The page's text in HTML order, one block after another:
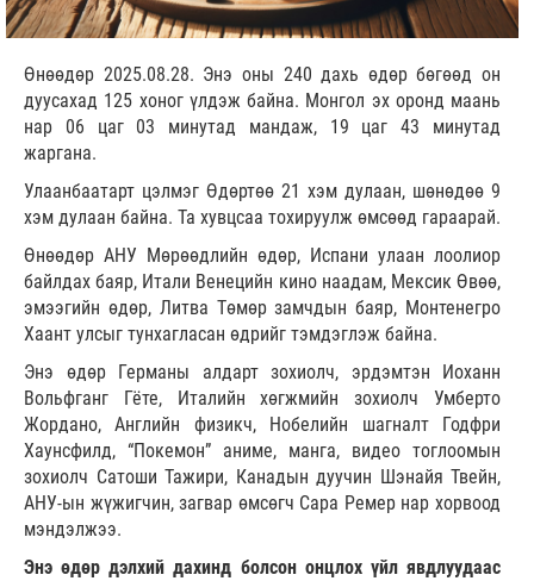
Өнөөдөр 2025.08.28. Энэ оны 240 дахь өдөр бөгөөд он
дуусахад 125 хоног үлдэж байна. Монгол эх оронд маань
нар 06 цаг 03 минутад мандаж, 19 цаг 43 минутад
жаргана.
Улаанбаатарт цэлмэг Өдөртөө 21 хэм дулаан, шөнөдөө 9
хэм дулаан байна. Та хувцсаа тохируулж өмсөөд гараарай.
Өнөөдөр АНУ Мөрөөдлийн өдөр, Испани улаан лоолиор
байлдах баяр, Итали Венецийн кино наадам, Мексик Өвөө,
эмээгийн өдөр, Литва Төмөр замчдын баяр, Монтенегро
Хаант улсыг тунхагласан өдрийг тэмдэглэж байна.
Энэ өдөр Германы алдарт зохиолч, эрдэмтэн Иоханн
Вольфганг Гёте, Италийн хөгжмийн зохиолч Умберто
Жордано, Английн физикч, Нобелийн шагналт Годфри
Хаунсфилд, “Покемон” аниме, манга, видео тоглоомын
зохиолч Сатоши Тажири, Канадын дуучин Шэнайя Твейн,
АНУ-ын жүжигчин, загвар өмсөгч Сара Ремер нар хорвоод
мэндэлжээ.
Энэ өдөр дэлхий дахинд болсон онцлох үйл явдлуудаас